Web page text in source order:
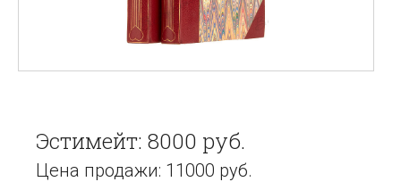
Эстимейт: 8000 руб.
Цена продажи: 11000 руб.